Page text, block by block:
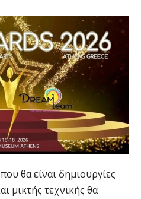
που θα είναι δημιουργίες
μικτής τεχνικής θα